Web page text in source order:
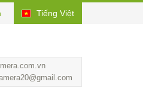
Tiếng Việt